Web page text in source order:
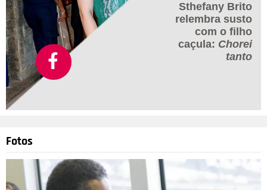
Sthefany Brito
relembra susto
com o filho
caçula: Chorei
tanto
Fotos